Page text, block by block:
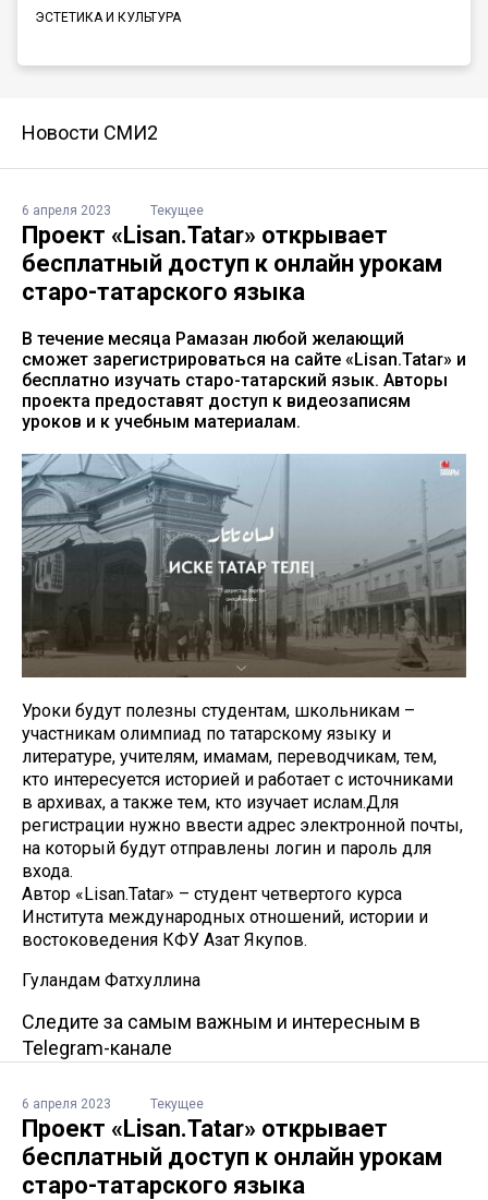
ЭСТЕТИКА И КУЛЬТУРА
Новости СМИ2
6 апреля 2023 Текущее
Проект «Lisan.Tatar» открывает
бесплатный доступ к онлайн урокам
старо-татарского языка
В течение месяца Рамазан любой желающий
сможет зарегистрироваться на сайте «Lisan.Tatar» и
бесплатно изучать старо-татарский язык. Авторы
проекта предоставят доступ к видеозаписям
уроков и к учебным материалам.
Уроки будут полезны студентам, школьникам –
участникам олимпиад по татарскому языку и
литературе, учителям, имамам, переводчикам, тем,
кто интересуется историей и работает с источниками
в архивах, а также тем, кто изучает ислам.Для
регистрации нужно ввести адрес электронной почты,
на который будут отправлены логин и пароль для
входа.
Автор «Lisan.Tatar» – студент четвертого курса
Института международных отношений, истории и
востоковедения КФУ Азат Якупов.
Гуландам Фатхуллина
Следите за самым важным и интересным в
Telegram-канале
6 апреля 2023 Текущее
Проект «Lisan.Tatar» открывает
бесплатный доступ к онлайн урокам
старо-татарского языка